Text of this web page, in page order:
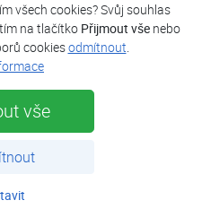
všech cookies? Svůj souhlas
na tlačítko Přijmout všenebo
cookiesodmítnout.
vše